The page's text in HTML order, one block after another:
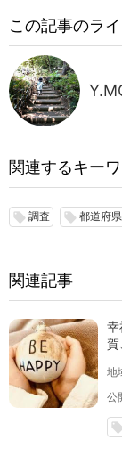
この記事のラ
関連するキー
local_offer 調査 local_offer 都道府
関連記事
幸
賀
地
公
local_offer